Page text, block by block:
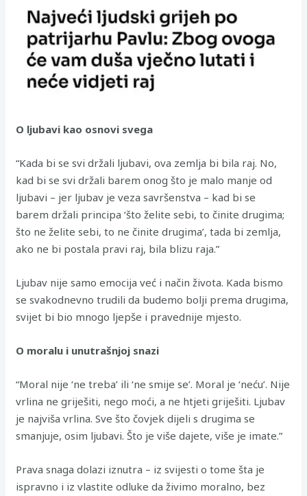
O ljubavi kao osnovi svega
“Kada bi se svi držali ljubavi, ova zemlja bi bila raj. No,
kad bi se svi držali barem onog što je malo manje od
ljubavi – jer ljubav je veza savršenstva – kad bi se
barem držali principa ‘što želite sebi, to činite drugima;
što ne želite sebi, to ne činite drugima’, tada bi zemlja,
ako ne bi postala pravi raj, bila blizu raja.”
Ljubav nije samo emocija već i način života. Kada bismo
se svakodnevno trudili da budemo bolji prema drugima,
svijet bi bio mnogo ljepše i pravednije mjesto.
O moralu i unutrašnjoj snazi
“Moral nije ‘ne treba’ ili ‘ne smije se’. Moral je ‘neću’. Nije
vrlina ne griješiti, nego moći, a ne htjeti griješiti. Ljubav
je najviša vrlina. Sve što čovjek dijeli s drugima se
smanjuje, osim ljubavi. Što je više dajete, više je imate.”
Prava snaga dolazi iznutra – iz svijesti o tome šta je
ispravno i iz vlastite odluke da živimo moralno, bez